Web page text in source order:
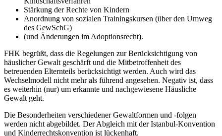
Stärkung der Rechte von Kindern
Anordnung von sozialen Trainingskursen (über den Umweg
des GewSchG)
(und Änderungen im Adoptionsrecht).
FHK begrüßt, dass die Regelungen zur Berücksichtigung von
häuslicher Gewalt geschärft und die Mitbetroffenheit des
betreuenden Elternteils berücksichtigt werden. Auch wird das
Wechselmodell nicht mehr als führend angesehen. Negativ ist, dass
es weiterhin (nur) um erkannte und nachgewiesene Häusliche
Gewalt geht.
Die Besonderheiten verschiedener Gewaltformen und -folgen
werden nicht abgebildet. Der Abgleich mit der Istanbul-Konvention
und Kinderrechtskonvention ist lückenhaft.